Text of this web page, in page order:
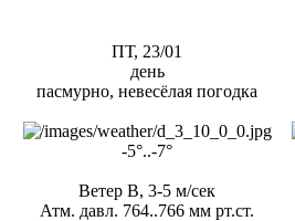
ПТ, 23/01
день
пасмурно, невесёлая погодка
-5°..-7°
Ветер В, 3-5 м/сек
Атм. давл. 764..766 мм рт.ст.